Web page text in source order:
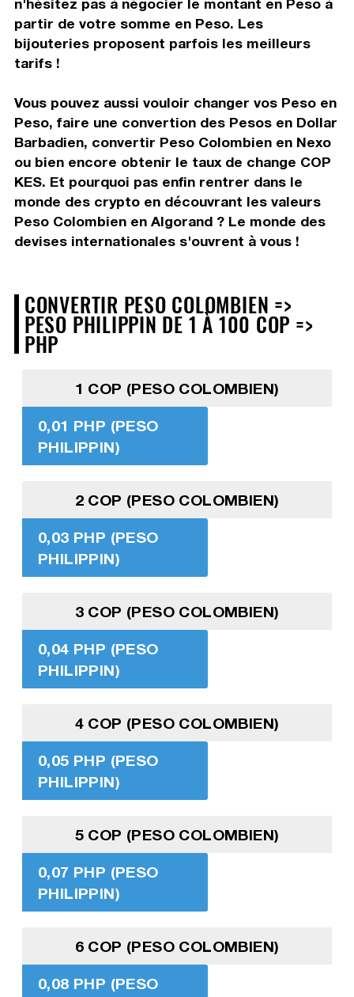
partir de votre somme en Peso. Les
bijouteries proposent parfois les meilleurs
tarifs !
Vous pouvez aussi vouloir changer vos Peso en
Peso, faire une convertion des Pesos en Dollar
Barbadien, convertir Peso Colombien en Nexo
ou bien encore obtenir le taux de change COP
KES. Et pourquoi pas enfin rentrer dans le
monde des crypto en découvrant les valeurs
Peso Colombien en Algorand ? Le monde des
devises internationales s'ouvrent à vous !
CONVERTIR PESO COLOMBIEN =>
PESO PHILIPPIN DE 1 À 100 COP =>
PHP
1 COP (PESO COLOMBIEN)
0,01 PHP (PESO
PHILIPPIN)
2 COP (PESO COLOMBIEN)
0,03 PHP (PESO
PHILIPPIN)
3 COP (PESO COLOMBIEN)
0,04 PHP (PESO
PHILIPPIN)
4 COP (PESO COLOMBIEN)
0,05 PHP (PESO
PHILIPPIN)
5 COP (PESO COLOMBIEN)
0,07 PHP (PESO
PHILIPPIN)
6 COP (PESO COLOMBIEN)
0,08 PHP (PESO